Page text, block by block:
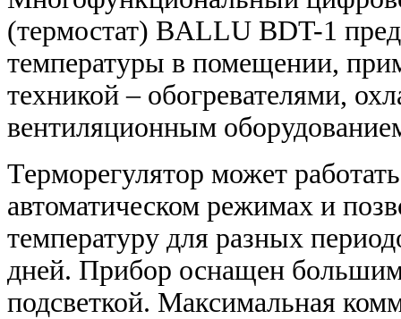
(термостат) BALLU BDT-1
температуры в помещении,
техникой – обогревателями,
вентиляционным
Терморегулятор может
автоматическом режимах и
температуру для разных
дней. Прибор оснащен
подсветкой. Максимальная